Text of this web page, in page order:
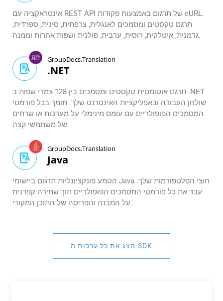
אינטראקציה עם REST API של תרגום באמצעות פקודות cURL.
תרגם טקסטים ומסמכים לאנגלית, צרפתית, סינית, ספרדית,
גרמנית, איטלקית, רוסית, ערבית, פולנית ושפות אחרות וממנה.
GroupDocs.Translation
.NET
תרגם אוטומטית טקסטים ומסמכים בין 128 צמדי שפות ב-.NET
שולחן העבודה ובאפליקציות האינטרנט שלך. תומך בכל פורמטי
המסמכים הפופולריים עם עומס מינימלי על מערכות או שרתים
של משתמשי קצה.
GroupDocs.Translation
Java
הטמע פונקציונליות תרגום ביישומי Java חוצי הפלטפורמות שלך.
עבד את כל פורמטי המסמכים הפופולריים תוך שמירה קפדנית
על המבנה והפריסה של התוכן המקורי.
הצג את כל ערכות ה-SDK